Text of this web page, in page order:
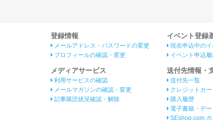
登録情報
メールアドレス・パスワードの変更
プロフィールの確認・変更
メディアサービス
利用サービスの確認
メールマガジンの確認・変更
記事購読状況確認・解除
イベント登録
現在申込中のイ
イベント申込
送付先情報・
送付先一覧
クレジットカ
購入履歴
電子書籍・デ
SEshop.com